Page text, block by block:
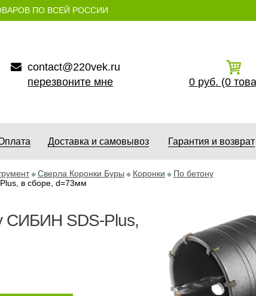
ПО ВСЕЙ РОССИИ
contact@220vek.ru
перезвоните мне
0 руб. (0
Доставка и самовывоз Гарантия и возврат
Сверла Коронки Буры Коронки
По бетону
в сборе, d=73мм
СИБИН SDS-Plus,